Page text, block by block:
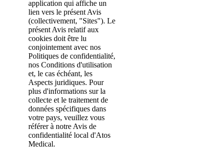
application qui affiche un
lien vers le présent Avis
(collectivement, "Sites"). Le
présent Avis relatif aux
cookies doit être lu
conjointement avec nos
Politiques de confidentialité,
nos Conditions d'utilisation
et, le cas échéant, les
Aspects juridiques. Pour
plus d'informations sur la
collecte et le traitement de
données spécifiques dans
votre pays, veuillez vous
référer à notre Avis de
confidentialité local d'Atos
Medical.